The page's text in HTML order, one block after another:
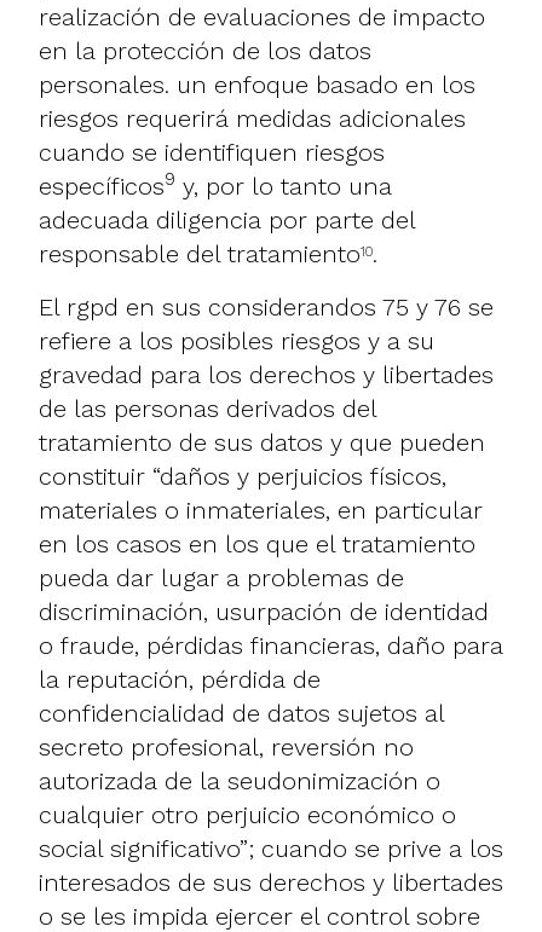
realización de evaluaciones de impacto
en la protección de los datos
personales. un enfoque basado en los
riesgos requerirá medidas adicionales
cuando se identifiquen riesgos
específicos9 y, por lo tanto una
adecuada diligencia por parte del
responsable del tratamiento10.
El rgpd en sus considerandos 75 y 76 se
refiere a los posibles riesgos y a su
gravedad para los derechos y libertades
de las personas derivados del
tratamiento de sus datos y que pueden
constituir “daños y perjuicios físicos,
materiales o inmateriales, en particular
en los casos en los que el tratamiento
pueda dar lugar a problemas de
discriminación, usurpación de identidad
o fraude, pérdidas financieras, daño para
la reputación, pérdida de
confidencialidad de datos sujetos al
secreto profesional, reversión no
autorizada de la seudonimización o
cualquier otro perjuicio económico o
social significativo”; cuando se prive a los
interesados de sus derechos y libertades
o se les impida ejercer el control sobre